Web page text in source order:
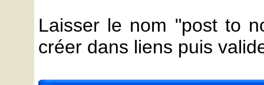
Laisser le nom "post to
créer dans liens puis